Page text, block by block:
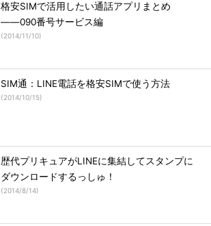
格安SIMで活用したい通話アプリまとめ
――090番号サービス編
(2014/11/10)
SIM通：LINE電話を格安SIMで使う方法
(2014/10/15)
歴代プリキュアがLINEに集結してスタンプに
ダウンロードするっしゅ！
(2014/8/14)